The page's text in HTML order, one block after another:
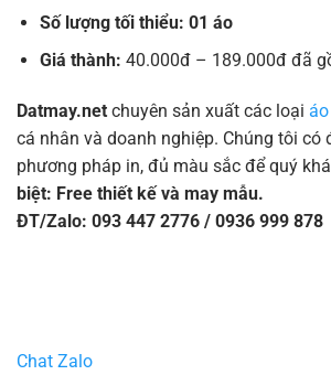
Số lượng tối thiểu: 01 áo
Giá thành: 40.000đ – 189.000đ đã
Datmay.net chuyên sản xuất các loại
cá nhân và doanh nghiệp. Chúng tôi có
phương pháp in, đủ màu sắc để quý
biệt: Free thiết kế và may mẫu.
ĐT/Zalo: 093 447 2776 / 0936 999 878
Chat Zalo